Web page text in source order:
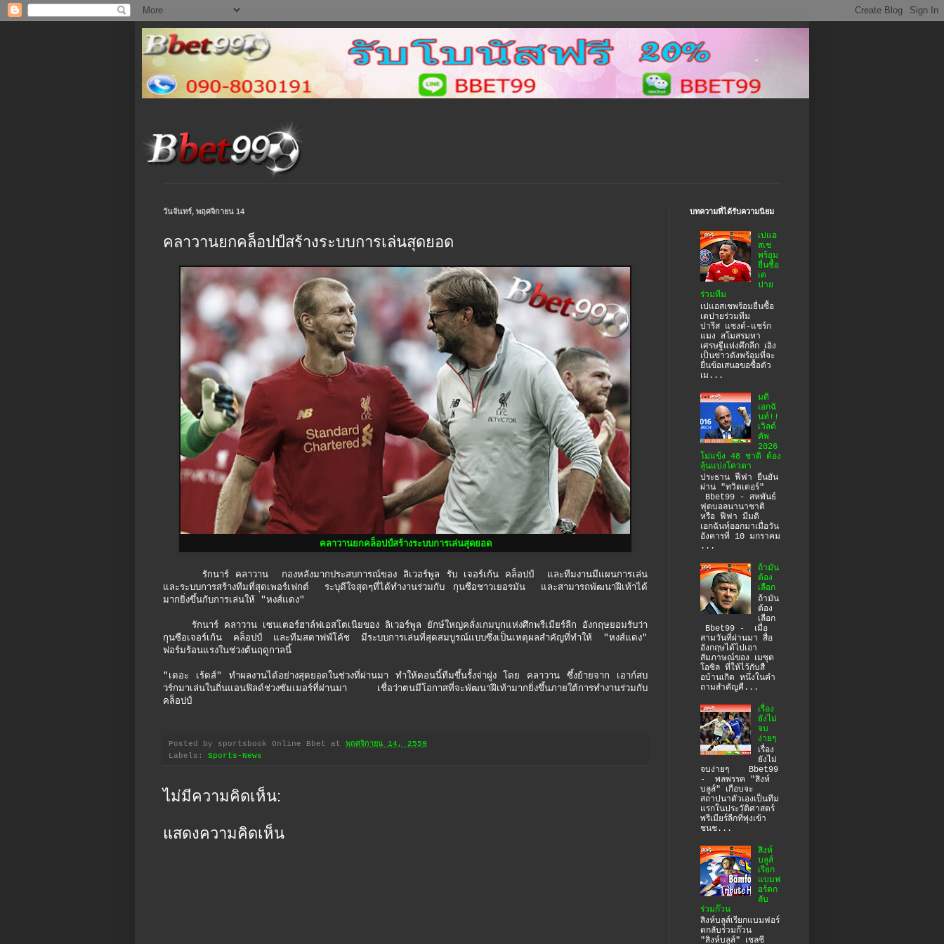
วันจันทร์, พฤศจิกายน 14
คลาวานยกคล็อปป์สร้างระบบการเล่นสุดยอด
คลาวานยกคล็อปป์สร้างระบบการเล่นสุดยอด
รักนาร์ คลาวาน กองหลังมากประสบการณ์ของ ลิเวอร์พูล รับ เจอร์เก้น คล็อปป์ และทีมงานมีแผนการเล่น
และระบบการสร้างทีมที่สุดเพอร์เฟกต์ ระบุดีใจสุดๆที่ได้ทำงานร่วมกับ กุนซือชาวเยอรมัน และสามารถพัฒนาฝีเท้าได้
มากยิ่งขึ้นกับการเล่นให้ "หงส์แดง"
รักนาร์ คลาวาน เซนเตอร์ฮาล์ฟเอสโตเนียของ ลิเวอร์พูล ยักษ์ใหญ่คลั่งเกมบุกแห่งศึกพรีเมียร์ลีก อังกฤษยอมรับว่า
กุนซือเจอร์เก้น คล็อปป์ และทีมสตาฟฟ์โค้ช มีระบบการเล่นที่สุดสมบูรณ์แบบซึ่งเป็นเหตุผลสำคัญที่ทำให้ "หงส์แดง"
ฟอร์มร้อนแรงในช่วงต้นฤดูกาลนี้
"เดอะ เร้ดส์" ทำผลงานได้อย่างสุดยอดในช่วงที่ผ่านมา ทำให้ตอนนี้ทีมขึ้นรั้งจ่าฝูง โดย คลาวาน ซึ้งย้ายจาก เอาก์สบ
วร์กมาเล่นในถิ่นแอนฟิลด์ช่วงซัมเมอร์ที่ผ่านมา เชื่อว่าตนมีโอกาสที่จะพัฒนาฝีเท้ามากยิ่งขึ้นภายใต้การทำงานร่วมกับ
คล็อปป์
Posted by sportsbook Online Bbet at พฤศจิกายน 14, 2559
Labels: Sports-News
ไม่มีความคิดเห็น:
แสดงความคิดเห็น
บทความที่ได้รับความนิยม
เปแอ
สเช
พร้อม
ยื่นซื้อ
เด
ปาย
ร่วมทีม
เปแอสเชพร้อมยื่นซื้อ
เดปายร่วมทีม
ปารีส แซงต์-แชร์ก
แมง สโมสรมหา
เศรษฐีแห่งศึกลีก เอิง
เป็นข่าวดังพร้อมที่จะ
ยื่นข้อเสนอขอซื้อตัว
เม...
มติ
เอกฉั
นท์!!
เวิลด์
คัพ
2026
โม่แข้ง 48 ชาติ ต้อง
ลุ้นแบ่งโควตา
ประธาน ฟีฟา ยืนยัน
ผ่าน "ทวิตเตอร์"
Bbet99 - สหพันธ์
ฟุตบอลนานาชาติ
หรือ ฟีฟา มีมติ
เอกฉันท์ออกมาเมื่อวัน
อังคารที่ 10 มกราคม
...
ถ้ามัน
ต้อง
เลือก
ถ้ามัน
ต้อง
เลือก
Bbet99 - เมื่อ
สามวันที่ผ่านมา สื่อ
อังกฤษได้ไปเอา
สัมภาษณ์ของ เมซุต
โอซิล ที่ให้ไว้กับสื
อบ้านเกิด หนึ่งในคำ
ถามสำคัญคื...
เรื่อง
ยังไม่
จบ
ง่ายๆ
เรื่อง
ยังไม่
จบง่ายๆ Bbet99
- พลพรรค "สิงห์
บลูส์" เกือบจะ
สถาปนาตัวเองเป็นทีม
แรกในประวัติศาสตร์
พรีเมียร์ลีกที่พุ่งเข้า
ชนช...
สิงห์
บลูส์
เรียก
แบมฟ
อร์ดก
ลับ
ร่วมก๊วน
สิงห์บลูส์เรียกแบมฟอร์
ดกลับร่วมก๊วน
"สิงห์บลูส์" เชลซี